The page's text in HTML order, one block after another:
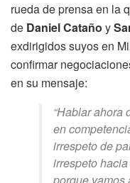
rueda de prensa en la
de Daniel Cataño y
exdirigidos suyos en
confirmar
en su mensaje:
“Hablar ahora
en
irrespeto de
irrespeto